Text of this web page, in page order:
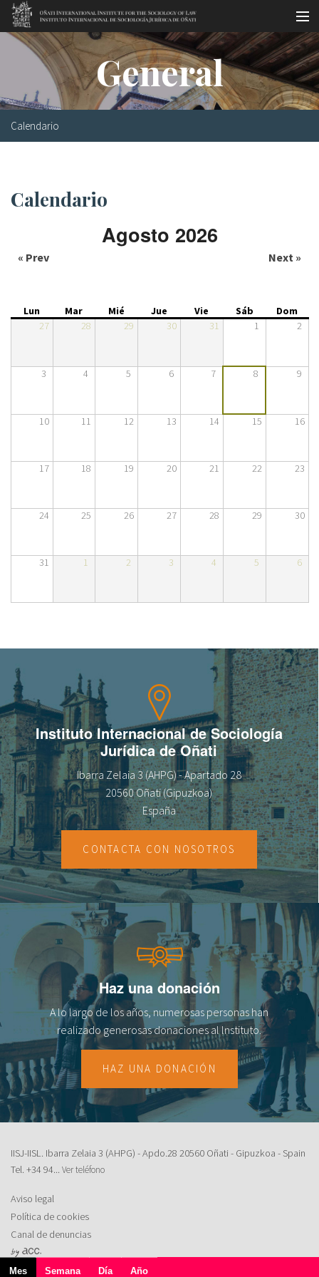
Pasar al contenido principal
Master oficial
Workshops
Visitas
Biblioteca
Sociología jurídica
FAQ
Galería de fotos
General
Calendario
Calendario
Agosto 2026
« Prev Next »
Lun Mar Mié Jue Vie Sáb
Dom
27
28 29 30 31 1 2
3 4 5 6 7 8 9
10 11 12 13 14 15 16
17 18 19 20 21 22 23
24 25 26 27 28 29 30
31 1 2 3 4 5 6
Instituto Internacional de Sociología
Jurídica de Oñati
Ibarra Zelaia 3 (AHPG) - Apartado 28
20560 Oñati (Gipuzkoa)
España
CONTACTA CON NOSOTROS
Haz una donación
A lo largo de los años, numerosas personas han
realizado generosas donaciones al lnstituto.
HAZ UNA DONACIÓN
IISJ-IISL. Ibarra Zelaia 3 (AHPG) - Apdo.28 20560 Oñati - Gipuzkoa - Spain
Tel. +34 94... Ver teléfono
Aviso legal
Política de cookies
Canal de denuncias
Solapas principales
Mes (solapaSemana Día Año